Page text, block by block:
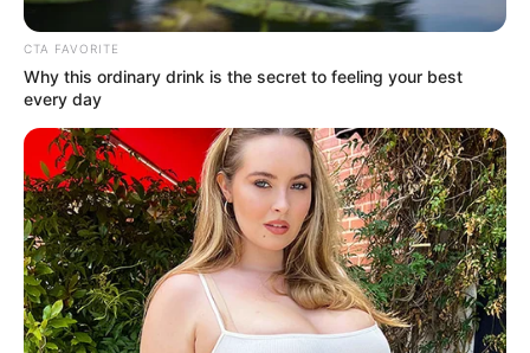
ΤΑΥΤΟΤΗΤΑ ΚΑΙ ΕΠΙΚΟΙΝΩΝΙΑ ΟΡΟΙ ΧΡΗΣΗΣ
CTA FAVORITE
Why this ordinary drink is the secret to feeling your best
every day